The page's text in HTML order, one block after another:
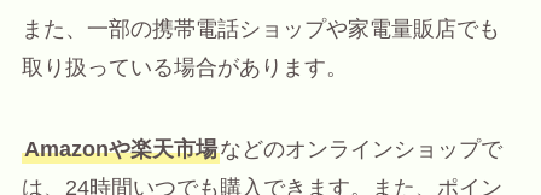
また、一部の携帯電話ショップや家電量販店でも
取り扱っている場合があります。
Amazonや楽天市場などのオンラインショップで
は、24時間いつでも購入できます。また、ポイン